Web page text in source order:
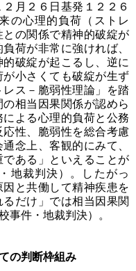
月２６日基発１２２６
の心理的負荷（ストレ
の関係で精神的破綻が
荷が非常に強ければ、
破綻が起こるし、逆に
小さくても破綻が生ず
ス－脆弱性理論」を踏
相当因果関係が認めら
よる心理的負荷と公務
性、脆弱性を総合考慮
念上、客観的にみて、
ある」といえることが
地裁判決）。したがっ
と共働して精神疾患を
だけ」では相当因果関
事件・地裁判決）。
の判断枠組み